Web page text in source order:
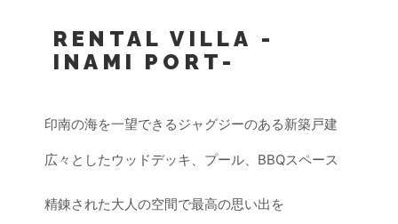
RENTAL VILLA -
INAMI PORT-
印南の海を一望できる ジャグジーのある新築戸建
広々としたウッドデッキ、プール、BBQスペース
精錬された大人の空間で最高の思い出を